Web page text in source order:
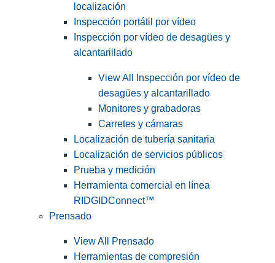
localización
Inspección portátil por vídeo
Inspección por vídeo de desagües y
alcantarillado
View All Inspección por vídeo de
desagües y alcantarillado
Monitores y grabadoras
Carretes y cámaras
Localización de tubería sanitaria
Localización de servicios públicos
Prueba y medición
Herramienta comercial en línea
RIDGIDConnect™
Prensado
View All Prensado
Herramientas de compresión